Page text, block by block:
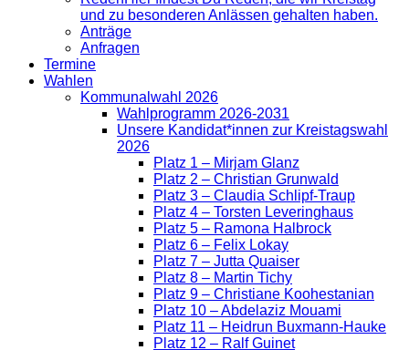
und zu besonderen Anlässen gehalten haben.
Anträge
Anfragen
Termine
Wahlen
Kommunalwahl 2026
Wahlprogramm 2026-2031
Unsere Kandidat*innen zur Kreistagswahl
2026
Platz 1 – Mirjam Glanz
Platz 2 – Christian Grunwald
Platz 3 – Claudia Schlipf-Traup
Platz 4 – Torsten Leveringhaus
Platz 5 – Ramona Halbrock
Platz 6 – Felix Lokay
Platz 7 – Jutta Quaiser
Platz 8 – Martin Tichy
Platz 9 – Christiane Koohestanian
Platz 10 – Abdelaziz Mouami
Platz 11 – Heidrun Buxmann-Hauke
Platz 12 – Ralf Guinet